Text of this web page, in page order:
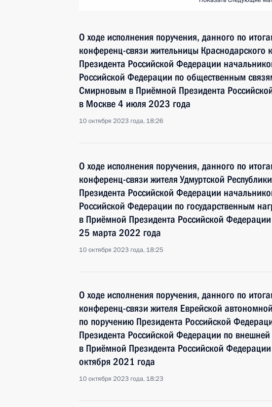
О ходе исполнения поручения, данного по
конференц-связи жительницы Краснодарского
Президента Российской Федерации
Российской Федерации по общественным
Смирновым в Приёмной Президента
в Москве 4 июля 2023 года
10 октября 2023 года, 18:26
О ходе исполнения поручения, данного по
конференц-связи жителя Удмуртской
Президента Российской Федерации
Российской Федерации по государственным
в Приёмной Президента Российской
25 марта 2022 года
10 октября 2023 года, 18:25
О ходе исполнения поручения, данного по
конференц-связи жителя Еврейской
по поручению Президента Российской
Президента Российской Федерации по
в Приёмной Президента Российской
октября 2021 года
10 октября 2023 года, 18:23